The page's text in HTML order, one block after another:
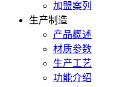
加盟案列
生产制造
产品概述
材质参数
生产工艺
功能介绍